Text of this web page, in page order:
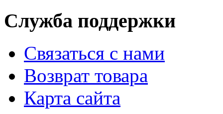
Служба поддержки
Связаться с нами
Возврат товара
Карта сайта